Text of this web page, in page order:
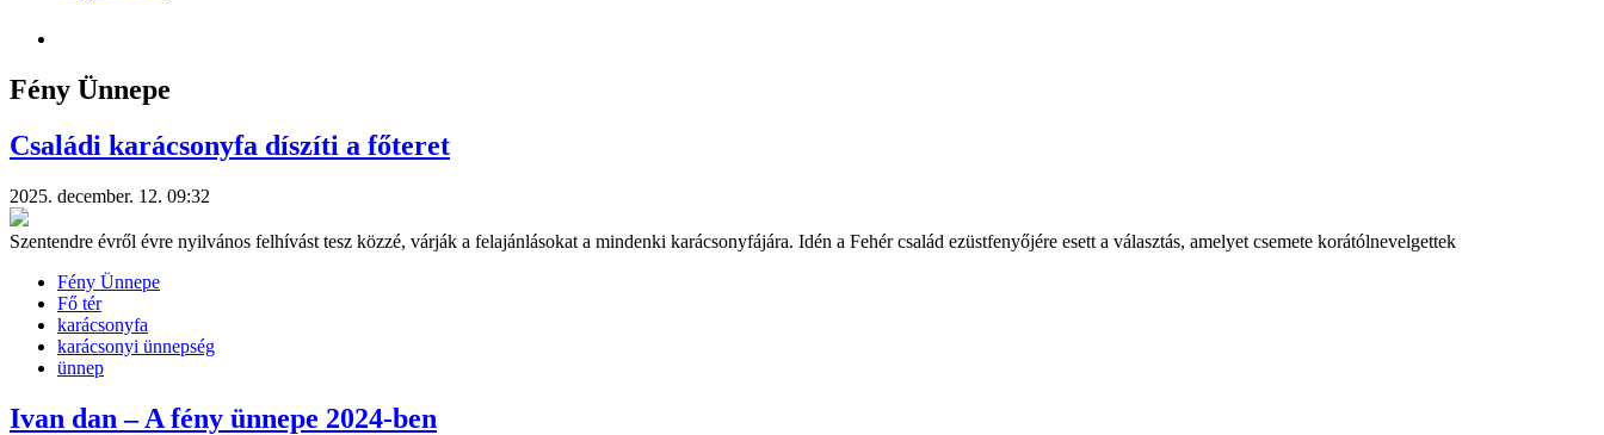
Fény Ünnepe
Családi karácsonyfa díszíti a főteret
2025. december. 12. 09:32
Szentendre évről évre nyilvános felhívást tesz közzé, várják a felajánlásokat a mindenki karácsonyfájára. Idén a Fehér család ezüstfenyőjére esett a választás, amelyet csemete korátólnevelgettek
Fény Ünnepe
Fő tér
karácsonyfa
karácsonyi ünnepség
ünnep
Ivan dan – A fény ünnepe 2024-ben